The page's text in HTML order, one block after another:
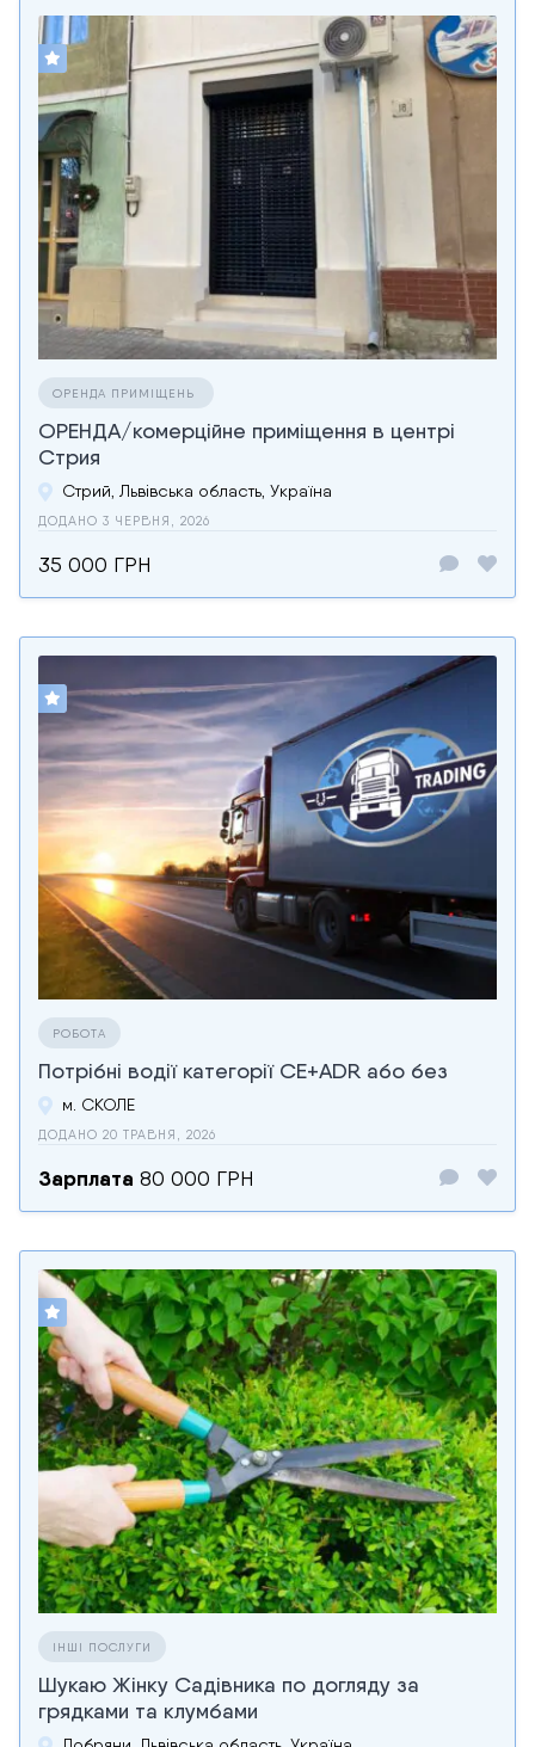
ОРЕНДА ПРИМІЩЕНЬ
ОРЕНДА/комерційне приміщення в центрі
Стрия
Стрий, Львівська область, Україна
ДОДАНО 3 ЧЕРВНЯ, 2026
35 000 ГРН
РОБОТА
Потрібні водії категорії CЕ+ADR або без
м. СКОЛЕ
ДОДАНО 20 ТРАВНЯ, 2026
Зарплата 80 000 ГРН
ІНШІ ПОСЛУГИ
Шукаю Жінку Садівника по догляду за
грядками та клумбами